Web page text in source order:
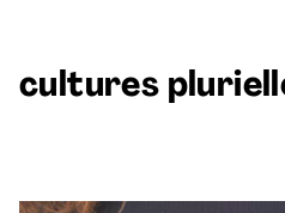
cultures